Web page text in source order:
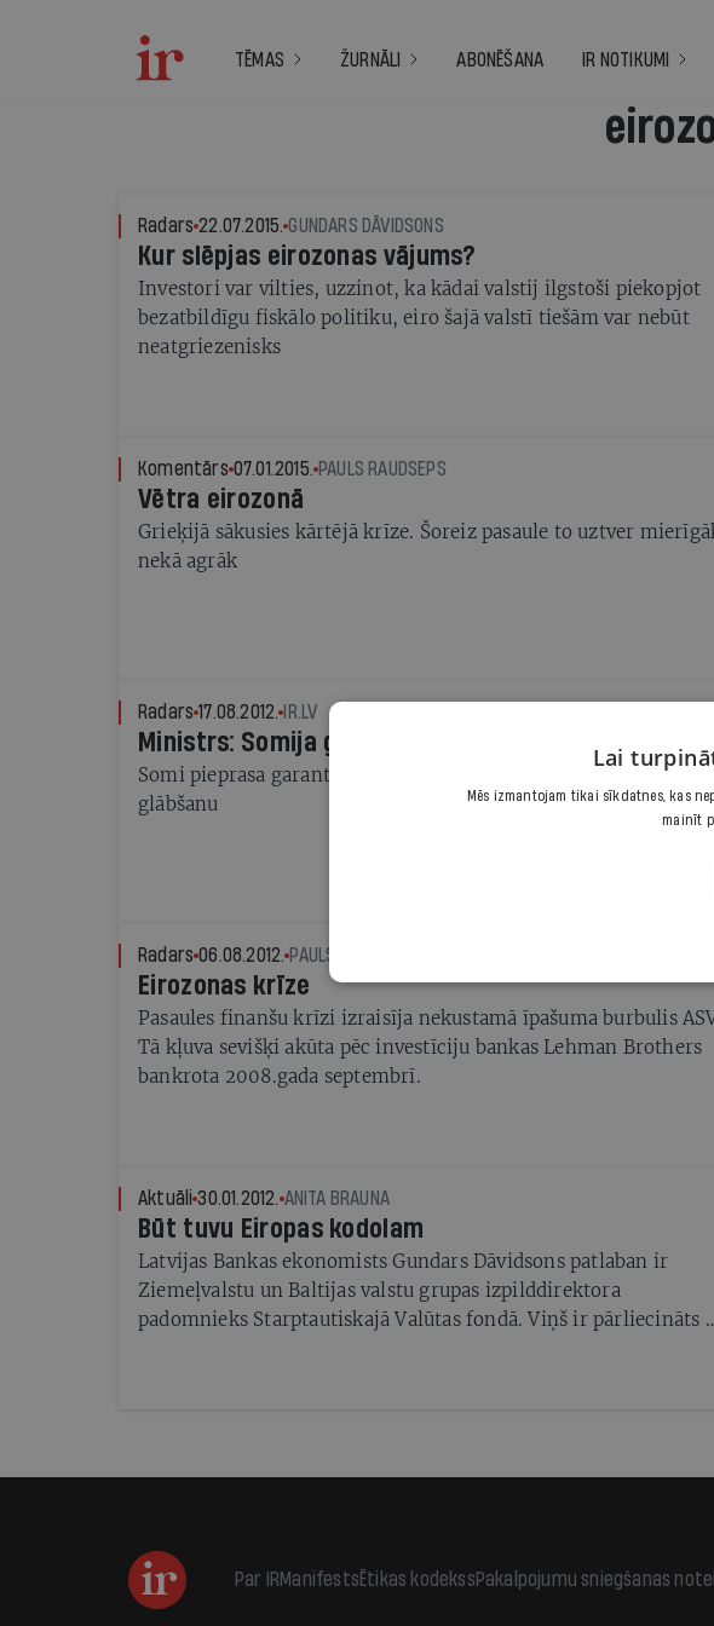
TĒMAS ŽURNĀLI ABONĒŠANA IR NOTIKUMI
Radars 22.07.2015. GUNDARS DĀVIDSONS
Kur slēpjas eirozonas vājums?
Investori var vilties, uzzinot, ka kādai valstij ilgstoši piekopjot
bezatbildīgu fiskālo politiku, eiro šajā valstī tiešām var nebūt
neatgriezenisks
Komentārs 07.01.2015. PAULS RAUDSEPS
Vētra eirozonā
Grieķijā sākusies kārtējā krīze. Šoreiz pasaule to uztver
nekā agrāk
Radars 17.08.2012. IR.LV
Ministrs: Somija gatavojas eirozonas sabrukumam
Somi pieprasa garantijas no Grieķijas un Spānijas par to
glābšanu
Radars 06.08.2012. PAULS RAUDSEPS
Eirozonas krīze
Pasaules finanšu krīzi izraisīja nekustamā īpašuma burbulis
Tā kļuva sevišķi akūta pēc investīciju bankas Lehman Brothers
bankrota 2008.gada septembrī.
Aktuāli 30.01.2012. ANITA BRAUNA
Būt tuvu Eiropas kodolam
Latvijas Bankas ekonomists Gundars Dāvidsons patlaban ir
Ziemeļvalstu un Baltijas valstu grupas izpilddirektora
padomnieks Starptautiskajā Valūtas fondā. Viņš ir pārliecināts
Par IRManifestsĒtikas kodekssPakalpojumu sniegšanas
Lai
Mēs izmantojam tikai sīkdatnes, kas
mainīt